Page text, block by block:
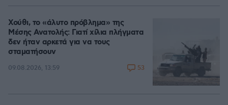
Χούθι, το «άλυτο πρόβλημα» της
Μέσης Ανατολής: Γιατί χίλια πλήγματα
δεν ήταν αρκετά για να τους
σταματήσουν
09.08.2026, 13:59 53